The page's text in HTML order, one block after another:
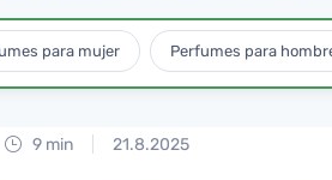
para mujer Perfumes para
9 min 21.8.2025